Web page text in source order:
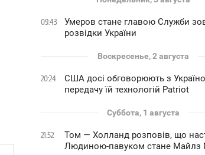
09:43
Умеров стане главою Служби
розвідки України
Воскресенье, 2 августа
20:24
США досі обговорюють з
передачу їй технологій Patriot
Суббота, 1 августа
21:52
Том — Холланд розповів, що
Людиною-павуком стане Майлз